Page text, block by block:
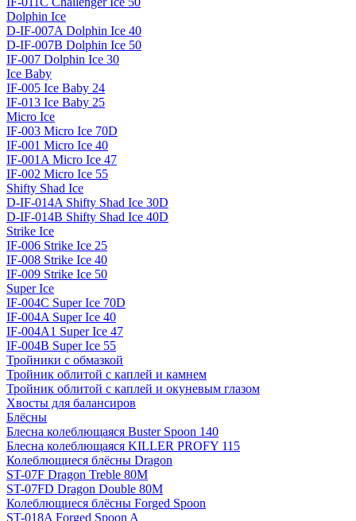
Dolphin Ice
D-IF-007A Dolphin Ice 40
D-IF-007B Dolphin Ice 50
IF-007 Dolphin Ice 30
Ice Baby
IF-005 Ice Baby 24
IF-013 Ice Baby 25
Micro Ice
IF-003 Micro Ice 70D
IF-001 Micro Ice 40
IF-001A Micro Ice 47
IF-002 Micro Ice 55
Shifty Shad Ice
D-IF-014A Shifty Shad Ice 30D
D-IF-014B Shifty Shad Ice 40D
Strike Ice
IF-006 Strike Ice 25
IF-008 Strike Ice 40
IF-009 Strike Ice 50
Super Ice
IF-004C Super Ice 70D
IF-004A Super Ice 40
IF-004A1 Super Ice 47
IF-004B Super Ice 55
Тройники с обмазкой
Тройник облитой с каплей и камнем
Тройник облитой с каплей и окуневым глазом
Хвосты для балансиров
Блёсны
Блесна колеблющаяся Buster Spoon 140
Блесна колеблющаяся KILLER PROFY 115
Колеблющиеся блёсны Dragon
ST-07F Dragon Treble 80M
ST-07FD Dragon Double 80M
Колеблющиеся блёсны Forged Spoon
ST-018A Forged Spoon A